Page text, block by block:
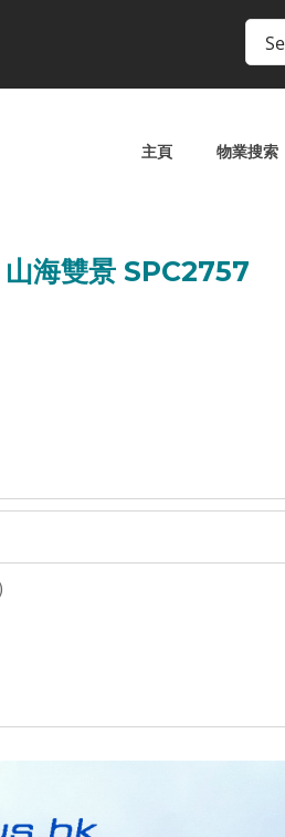
主頁 物業搜索
海雙景 SPC2757